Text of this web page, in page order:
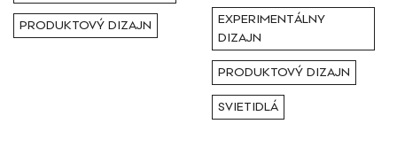
Všetky
PRODUKTOVÝ DIZAJN
EXPERIMENTÁLNY
DIZAJN
PRODUKTOVÝ DIZAJN
SVIETIDLÁ